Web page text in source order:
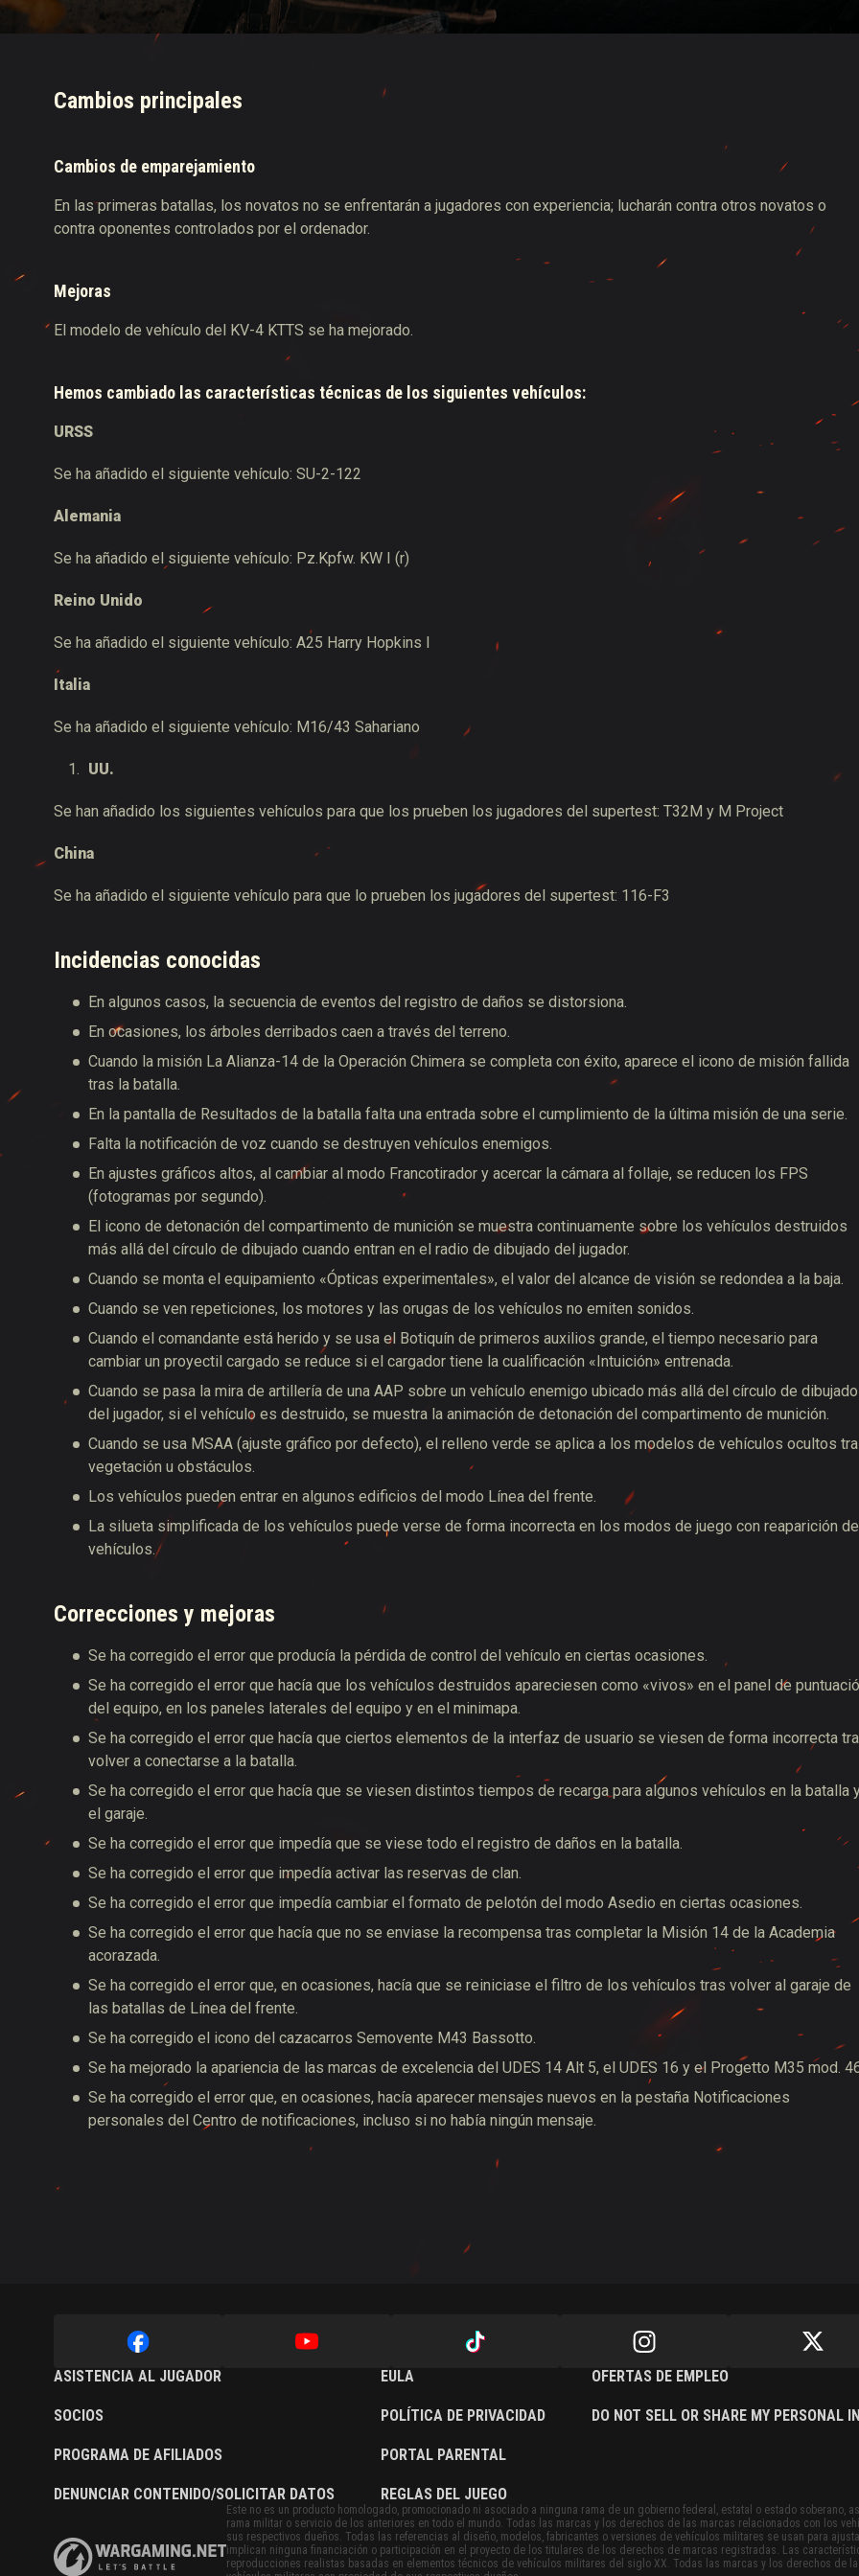
Guía de las entregas de suministros de Twitch
Cambios principales
Cambios de emparejamiento
En las primeras batallas, los novatos no se enfrentarán a jugadores con experiencia; lucharán contra otros novatos o
contra oponentes controlados por el ordenador.
Mejoras
El modelo de vehículo del KV-4 KTTS se ha mejorado.
Hemos cambiado las características técnicas de los siguientes vehículos:
URSS
Se ha añadido el siguiente vehículo: SU-2-122
Alemania
Se ha añadido el siguiente vehículo: Pz.Kpfw. KW I (r)
Reino Unido
Se ha añadido el siguiente vehículo: A25 Harry Hopkins I
Italia
Se ha añadido el siguiente vehículo: M16/43 Sahariano
UU.
Se han añadido los siguientes vehículos para que los prueben los jugadores del supertest: T32M y М Project
China
Se ha añadido el siguiente vehículo para que lo prueben los jugadores del supertest: 116-F3
Incidencias conocidas
En algunos casos, la secuencia de eventos del registro de daños se distorsiona.
En ocasiones, los árboles derribados caen a través del terreno.
Cuando la misión La Alianza-14 de la Operación Chimera se completa con éxito, aparece el icono de misión fallida
tras la batalla.
En la pantalla de Resultados de la batalla falta una entrada sobre el cumplimiento de la última misión de una serie.
Falta la notificación de voz cuando se destruyen vehículos enemigos.
En ajustes gráficos altos, al cambiar al modo Francotirador y acercar la cámara al follaje, se reducen los FPS
(fotogramas por segundo).
El icono de detonación del compartimento de munición se muestra continuamente sobre los vehículos destruidos
más allá del círculo de dibujado cuando entran en el radio de dibujado del jugador.
Cuando se monta el equipamiento «Ópticas experimentales», el valor del alcance de visión se redondea a la baja.
Cuando se ven repeticiones, los motores y las orugas de los vehículos no emiten sonidos.
Cuando el comandante está herido y se usa el Botiquín de primeros auxilios grande, el tiempo necesario para
cambiar un proyectil cargado se reduce si el cargador tiene la cualificación «Intuición» entrenada.
Cuando se pasa la mira de artillería de una AAP sobre un vehículo enemigo ubicado más allá del círculo de dibujado
del jugador, si el vehículo es destruido, se muestra la animación de detonación del compartimento de munición.
Cuando se usa MSAA (ajuste gráfico por defecto), el relleno verde se aplica a los modelos de vehículos ocultos
vegetación u obstáculos.
Los vehículos pueden entrar en algunos edificios del modo Línea del frente.
La silueta simplificada de los vehículos puede verse de forma incorrecta en los modos de juego con reaparición de
vehículos.
Correcciones y mejoras
Se ha corregido el error que producía la pérdida de control del vehículo en ciertas ocasiones.
Se ha corregido el error que hacía que los vehículos destruidos apareciesen como «vivos» en el panel de
del equipo, en los paneles laterales del equipo y en el minimapa.
Se ha corregido el error que hacía que ciertos elementos de la interfaz de usuario se viesen de forma incorrecta
volver a conectarse a la batalla.
Se ha corregido el error que hacía que se viesen distintos tiempos de recarga para algunos vehículos en la batalla
el garaje.
Se ha corregido el error que impedía que se viese todo el registro de daños en la batalla.
Se ha corregido el error que impedía activar las reservas de clan.
Se ha corregido el error que impedía cambiar el formato de pelotón del modo Asedio en ciertas ocasiones.
Se ha corregido el error que hacía que no se enviase la recompensa tras completar la Misión 14 de la Academia
acorazada.
Se ha corregido el error que, en ocasiones, hacía que se reiniciase el filtro de los vehículos tras volver al garaje de
las batallas de Línea del frente.
Se ha corregido el icono del cazacarros Semovente M43 Bassotto.
Se ha mejorado la apariencia de las marcas de excelencia del UDES 14 Alt 5, el UDES 16 y el Progetto M35 mod.
Se ha corregido el error que, en ocasiones, hacía aparecer mensajes nuevos en la pestaña Notificaciones
personales del Centro de notificaciones, incluso si no había ningún mensaje.
ASISTENCIA AL JUGADOR
SOCIOS
PROGRAMA DE AFILIADOS
DENUNCIAR CONTENIDO/SOLICITAR DATOS
EULA
POLÍTICA DE PRIVACIDAD
PORTAL PARENTAL
REGLAS DEL JUEGO
OFERTAS DE EMPLEO
DO NOT SELL OR SHARE MY PERSONAL
Este no es un producto homologado, promocionado ni asociado a ninguna rama de un gobierno federal, estatal o estado soberano,
rama militar o servicio de los anteriores en todo el mundo. Todas las marcas y los derechos de las marcas relacionados con los
sus respectivos dueños. Todas las referencias al diseño, modelos, fabricantes o versiones de vehículos militares se usan para
implican ninguna financiación o participación en el proyecto de los titulares de los derechos de marcas registradas. Las
reproducciones realistas basadas en elementos técnicos de vehículos militares del siglo XX. Todas las marcas y los derechos de